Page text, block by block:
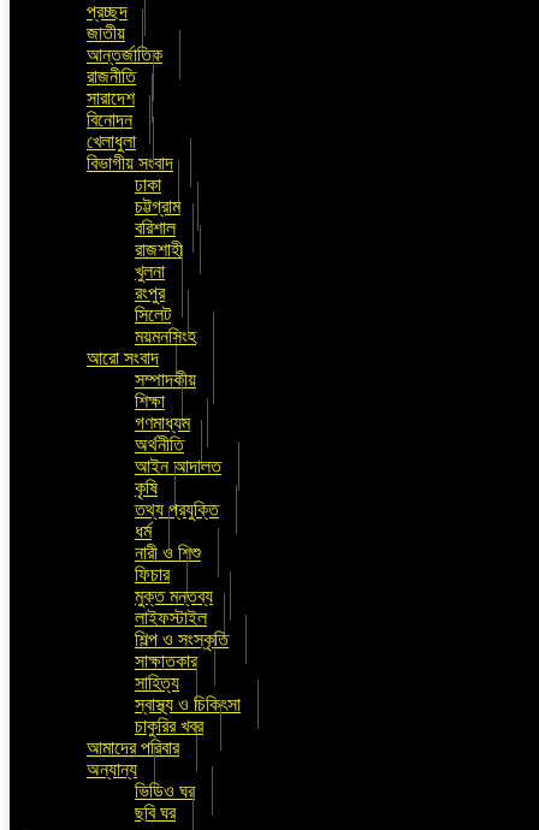
প্রচ্ছদ
জাতীয়
আন্তর্জাতিক
রাজনীতি
সারাদেশ
বিনোদন
খেলাধুলা
বিভাগীয় সংবাদ
ঢাকা
চট্টগ্রাম
বরিশাল
রাজশাহী
খুলনা
রংপুর
সিলেট
ময়মনসিংহ
আরো সংবাদ
সম্পাদকীয়
শিক্ষা
গণমাধ্যম
অর্থনীতি
আইন আদালত
কৃষি
তথ্য প্রযুক্তি
ধর্ম
নারী ও শিশু
ফিচার
মুক্ত মন্তব্য
লাইফস্টাইল
শিল্প ও সংস্কৃতি
সাক্ষাতকার
সাহিত্য
স্বাস্থ্য ও চিকিৎসা
চাকুরির খবর
আমাদের পরিবার
অন্যান্য
ভিডিও ঘর
ছবি ঘর